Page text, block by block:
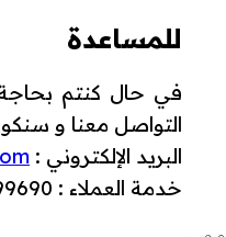
للمساعدة
في حال كنتم
التواصل معنا و
البريد الإلكتروني :
خدمة العملاء : 0770899690